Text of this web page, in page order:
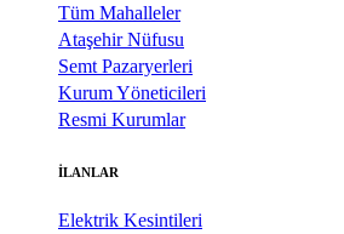
Tüm Mahalleler
Ataşehir Nüfusu
Semt Pazaryerleri
Kurum Yöneticileri
Resmi Kurumlar
İLANLAR
Elektrik Kesintileri